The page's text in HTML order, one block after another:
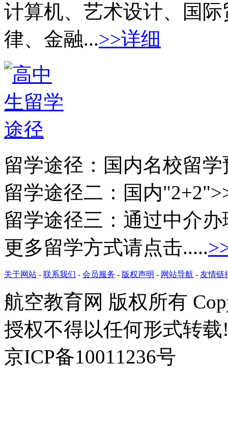
计算机、艺术设计、国
律、金融...>>详细
留学途径： 国内名校留
留学途径二： 国内
留学途径三： 通过中介办
更多留学方式请点击.....
关于网站 - 联系我们 - 会员服务 - 版权声明 - 网站导航 - 友情链
航空教育网 版权所有
授权不得以任何形式转
京ICP备10011236号